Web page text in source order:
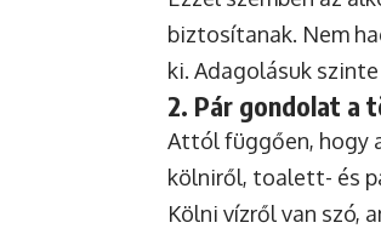
biztosítanak. Nem
ki. Adagolásuk
2. Pár gondolat a
Attól függően, hogy
kölniről, toalett- és
Kölni vízről van szó,